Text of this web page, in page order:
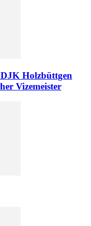
Holzbüttgen
Vizemeister